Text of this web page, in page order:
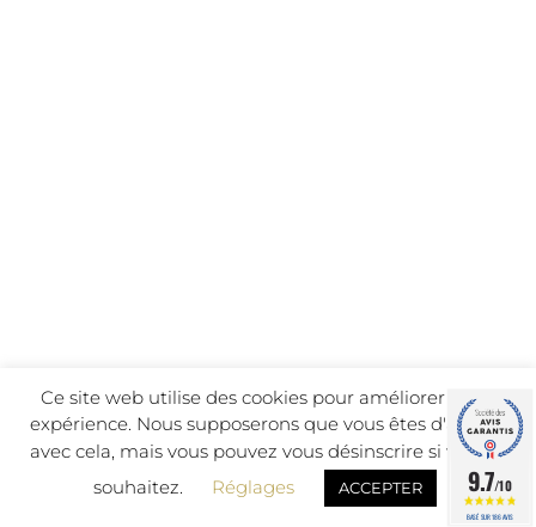
Ce site web utilise des cookies pour améliorer votre
expérience. Nous supposerons que vous êtes d'accord
avec cela, mais vous pouvez vous désinscrire si vous le
souhaitez.
Réglages ACCEPTER 9.7/10
BASÉ SUR 186 AVIS